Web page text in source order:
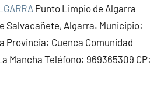
Punto Limpio de Algarra
Salvacañete, Algarra. Municipio:
Provincia: Cuenca Comunidad
Mancha Teléfono: 969365309 CP: